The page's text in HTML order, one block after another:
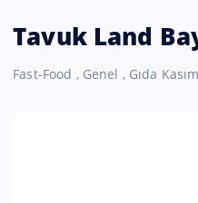
Tavuk Land
Fast-Food , Genel , Gıda